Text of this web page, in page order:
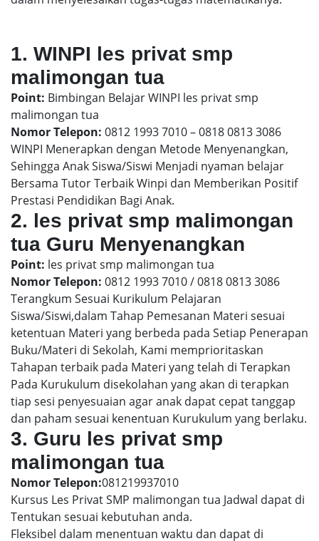
1. WINPI les privat smp
malimongan tua
Point: Bimbingan Belajar WINPI les privat smp
malimongan tua
Nomor Telepon: 0812 1993 7010 – 0818 0813 3086
WINPI Menerapkan dengan Metode Menyenangkan,
Sehingga Anak Siswa/Siswi Menjadi nyaman belajar
Bersama Tutor Terbaik Winpi dan Memberikan Positif
Prestasi Pendidikan Bagi Anak.
2. les privat smp malimongan
tua Guru Menyenangkan
Point: les privat smp malimongan tua
Nomor Telepon: 0812 1993 7010 / 0818 0813 3086
Terangkum Sesuai Kurikulum Pelajaran
Siswa/Siswi,dalam Tahap Pemesanan Materi sesuai
ketentuan Materi yang berbeda pada Setiap Penerapan
Buku/Materi di Sekolah, Kami memprioritaskan
Tahapan terbaik pada Materi yang telah di Terapkan
Pada Kurukulum disekolahan yang akan di terapkan
tiap sesi penyesuaian agar anak dapat cepat tanggap
dan paham sesuai kenentuan Kurukulum yang berlaku.
3. Guru les privat smp
malimongan tua
Nomor Telepon:081219937010
Kursus Les Privat SMP malimongan tua Jadwal dapat di
Tentukan sesuai kebutuhan anda.
Fleksibel dalam menentuan waktu dan dapat di